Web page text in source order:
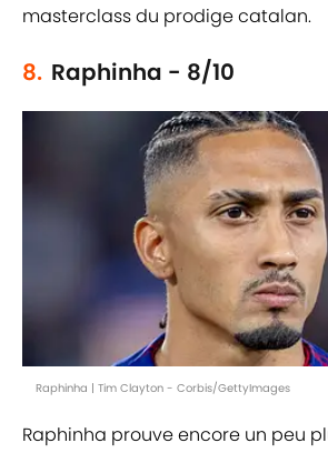
masterclass du prodige catalan.
8. Raphinha - 8/10
Raphinha | Tim Clayton - Corbis/GettyImages
Raphinha prouve encore un peu